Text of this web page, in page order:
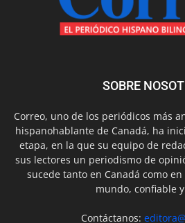
SOBRE
Correo, uno de los periódicos más
hispanohablante de Canadá, ha
etapa, en la que su equipo de
sus lectores un periodismo de
sucede tanto en Canadá como
mundo, confiable
Contáctanos: